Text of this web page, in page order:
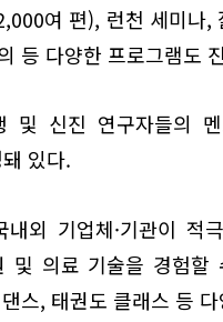
여 편), 런천 세미나,
등 다양한 프로그램도
및 신진 연구자들의
있다.
외 기업체·기관이 적
및 의료 기술을 경험할
스, 태권도 클래스 등